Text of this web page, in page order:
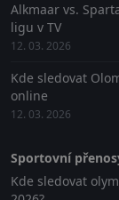
Alkmaar vs.
ligu v TV
12. 03. 2026
Kde sledovat
online
12. 03. 2026
Sportovní
Kde sledovat